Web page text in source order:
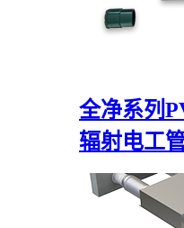
全净系列
辐射电工